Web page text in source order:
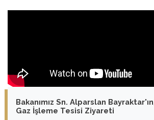
Bakanımız Sn. Alparslan
Gaz İşleme Tesisi Ziyareti